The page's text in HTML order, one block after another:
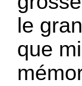
le
que